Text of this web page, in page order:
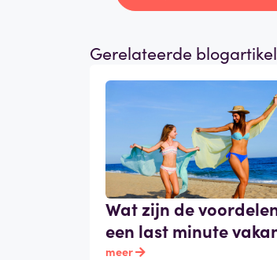
Gerelateerde
Wat zijn de
een last minute
meer